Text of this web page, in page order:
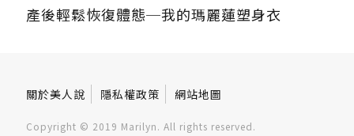
產後輕鬆恢復體態─我的瑪麗蓮塑身衣
關於美人說 隱私權政策 網站地圖
Copyright © 2019 Marilyn. All rights reserved.